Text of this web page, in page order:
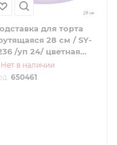
для торта
28 см / SY-
/уп 24/ цветная
Нет в наличии
650461